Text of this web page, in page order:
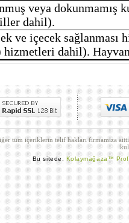
veya dokunmamış
dahil).
ve içecek sağlanması
hizmetleri dahil).
tüm içeriklerin telif hakları firmamıza
Bu sitede, Kolaymağaza™